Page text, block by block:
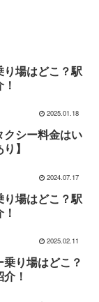
場はどこ？駅
2025.01.18
シー料金はい
】
2024.07.17
場はどこ？駅
2025.02.11
り場はどこ？
！